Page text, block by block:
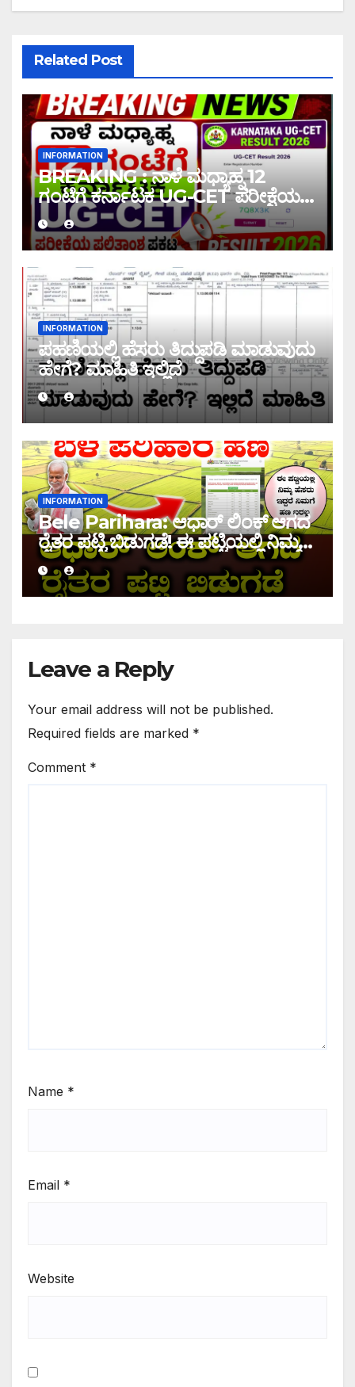
Related Post
INFORMATION
BREAKING : ನಾಳೆ ಮಧ್ಯಾಹ್ನ 12
ಗಂಟೆಗೆ ಕರ್ನಾಟಕ UG-CET ಪರೀಕ್ಷೆಯ
ಫಲಿತಾಂಶ ಪ್ರಕಟ |UG-CET Result
2026
INFORMATION
ಪಹಣಿಯಲ್ಲಿ ಹೆಸರು ತಿದ್ದುಪಡಿ ಮಾಡುವುದು
ಹೇಗೆ? ಮಾಹಿತಿ ಇಲ್ಲಿದೆ
INFORMATION
Bele Parihara: ಆಧಾರ್ ಲಿಂಕ್ ಆಗದ
ರೈತರ ಪಟ್ಟಿ ಬಿಡುಗಡೆ! ಈ ಪಟ್ಟಿಯಲ್ಲಿ ನಿಮ್ಮ
ಹೆಸರು ಇದ್ದರೆ ನಿಮಗೆ ಹಣ ಜಮಾ ಆಗಲ್ಲ !
Leave a Reply
Your email address will not be published.
Required fields are marked *
Comment *
Name *
Email *
Website